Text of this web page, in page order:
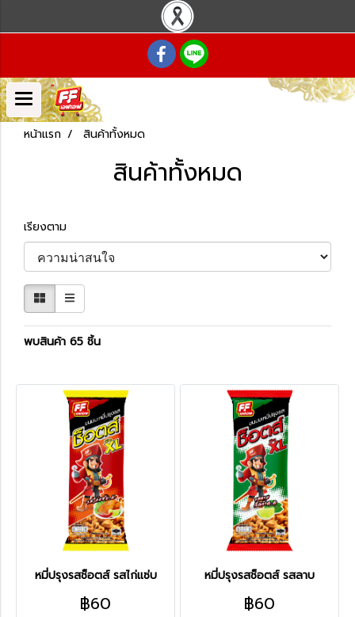
หน้าแรก สินค้าทั้งหมด
สินค้าทั้งหมด
เรียงตาม
พบสินค้า 65 ชิ้น
หมี่ปรุงรสช็อตส์ รสไก่แซ่บ
฿60
หมี่ปรุงรสช็อตส์ รสลาบ
฿60